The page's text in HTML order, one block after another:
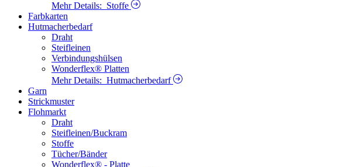
Mehr Details: Stoffe
Farbkarten
Hutmacherbedarf
Draht
Steifleinen
Verbindungshülsen
Wonderflex® Platten
Mehr Details: Hutmacherbedarf
Garn
Strickmuster
Flohmarkt
Draht
Steifleinen/Buckram
Stoffe
Tücher/Bänder
Wonderflex® - Platte